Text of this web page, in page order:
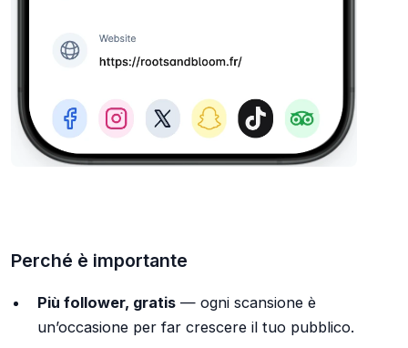
Perché è importante
Più follower, gratis— ogni scansione è
un’occasione per far crescere il tuo pubblico.